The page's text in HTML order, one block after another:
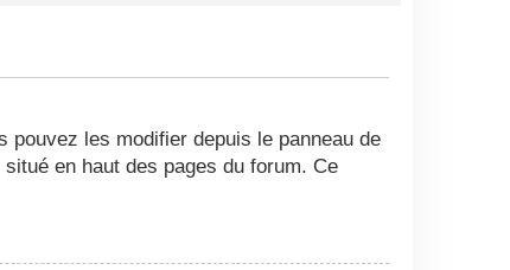
les modifier depuis le panneau de
en haut des pages du forum. Ce